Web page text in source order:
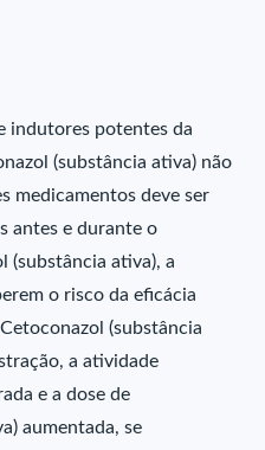
indutores potentes da
(substância ativa) não
medicamentos deve ser
antes e durante o
(substância ativa), a
o risco da eficácia
(substância
a atividade
e a dose de
aumentada, se